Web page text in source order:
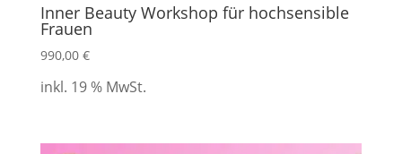
Inner Beauty Workshop für hochsensible
Frauen
990,00 €
inkl. 19 % MwSt.